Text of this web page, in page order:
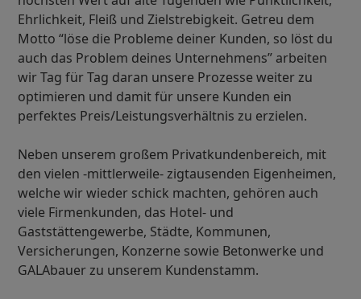
Ehrlichkeit, Fleiß und Zielstrebigkeit. Getreu dem
Motto “löse die Probleme deiner Kunden, so löst du
auch das Problem deines Unternehmens” arbeiten
wir Tag für Tag daran unsere Prozesse weiter zu
optimieren und damit für unsere Kunden ein
perfektes Preis/Leistungsverhältnis zu erzielen.
Neben unserem großem Privatkundenbereich, mit
den vielen -mittlerweile- zigtausenden Eigenheimen,
welche wir wieder schick machten, gehören auch
viele Firmenkunden, das Hotel- und
Gaststättengewerbe, Städte, Kommunen,
Versicherungen, Konzerne sowie Betonwerke und
GALAbauer zu unserem Kundenstamm.